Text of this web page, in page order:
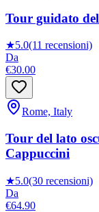
Tour guidato
★5.0(11 recensioni)
Da
€30.00
Rome, Italy
Tour del lato
Cappuccini
★5.0(30 recensioni)
Da
€64.90